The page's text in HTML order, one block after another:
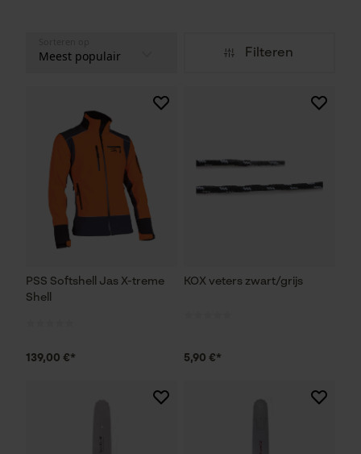
Filteren
PSS Softshell Jas X-treme
Shell
139,00 €*
KOX veters zwart/grijs
5,90 €*